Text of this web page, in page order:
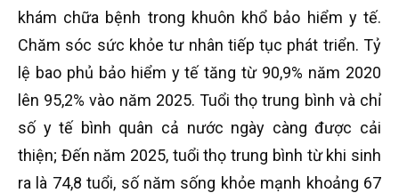
khám chữa bệnh trong khuôn khổ bảo hiểm y tế.
Chăm sóc sức khỏe tư nhân tiếp tục phát triển. Tỷ
lệ bao phủ bảo hiểm y tế tăng từ 90,9% năm 2020
lên 95,2% vào năm 2025. Tuổi thọ trung bình và chỉ
số y tế bình quân cả nước ngày càng được cải
thiện; Đến năm 2025, tuổi thọ trung bình từ khi sinh
ra là 74,8 tuổi, số năm sống khỏe mạnh khoảng 67